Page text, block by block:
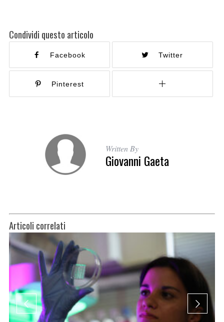
Condividi questo articolo
Facebook Twitter
Pinterest
Written By
Giovanni Gaeta
Articoli correlati